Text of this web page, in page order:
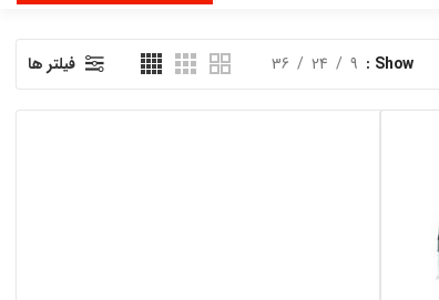
Show
9
24
36 فیلتر ها